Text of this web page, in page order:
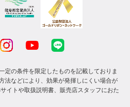
定の条件を限定したものを記載しておりま
法などにより、効果が発揮しにくい場合が
イトや取扱説明書、販売店スタッフにおた